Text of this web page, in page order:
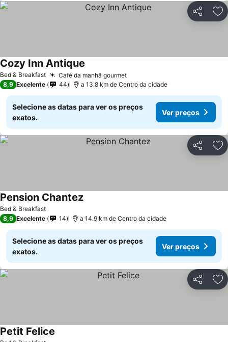
Partilhar
Bed & Breakfast Café da manhã gourmet
Cozy Inn Antique
8,9 Excelente 44 a 13.8 km de Centro da cidade
Selecione as datas para ver os preços
exatos.
Ver preços
Partilhar
Bed & Breakfast
Pension Chantez
8,9 Excelente 14 a 14.9 km de Centro da cidade
Selecione as datas para ver os preços
exatos.
Ver preços
Partilhar
Petit Felice